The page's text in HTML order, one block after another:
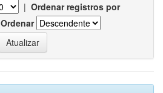
| Ordenar registros por
Ordenar